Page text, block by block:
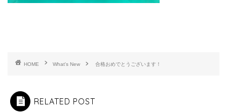
HOME What's New 合格おめでとうございます！
RELATED POST